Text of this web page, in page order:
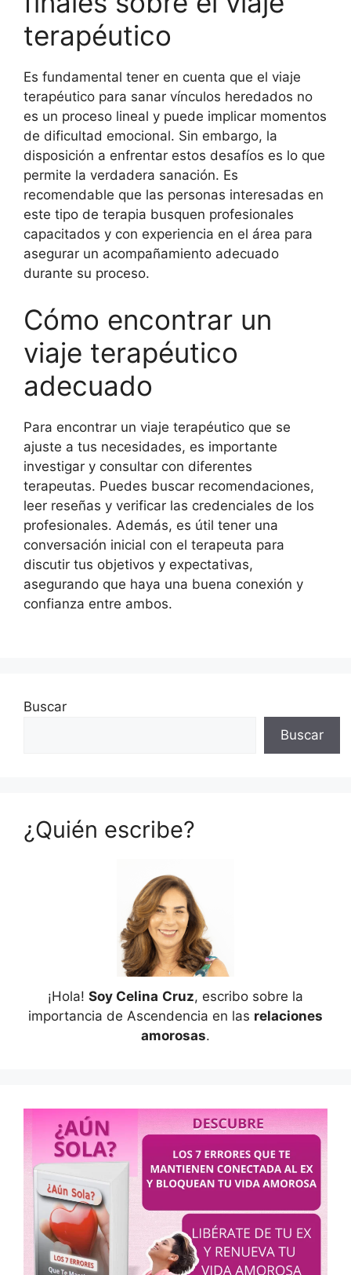
terapéutico
Es fundamental tener en cuenta que el viaje
terapéutico para sanar vínculos heredados no
es un proceso lineal y puede implicar momentos
de dificultad emocional. Sin embargo, la
disposición a enfrentar estos desafíos es lo que
permite la verdadera sanación. Es
recomendable que las personas interesadas en
este tipo de terapia busquen profesionales
capacitados y con experiencia en el área para
asegurar un acompañamiento adecuado
durante su proceso.
Cómo encontrar un
viaje terapéutico
adecuado
Para encontrar un viaje terapéutico que se
ajuste a tus necesidades, es importante
investigar y consultar con diferentes
terapeutas. Puedes buscar recomendaciones,
leer reseñas y verificar las credenciales de los
profesionales. Además, es útil tener una
conversación inicial con el terapeuta para
discutir tus objetivos y expectativas,
asegurando que haya una buena conexión y
confianza entre ambos.
Buscar
Buscar
¿Quién escribe?
¡Hola! Soy Celina Cruz, escribo sobre la
importancia de Ascendencia en las relaciones
amorosas.